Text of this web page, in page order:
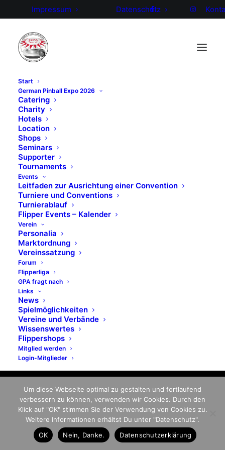
Impressum Datenschutz
Start
German Pinball Expo 2026
Catering
Charity
Hotels
Location
Shops
Seminars
Supporter
Tournaments
Events
Leitfaden zur Ausrichtung einer Convention
Turniere und Conventions
Turnierablauf
Flipper Events – Kalender
Verein
Personalia
Marktordnung
Vereinssatzung
Forum
Flipperliga
GPA fragt nach
Links
News
Spielmöglichkeiten
Vereine und Verbände
Wissenswertes
Flippershops
Mitglied werden
Login-Mitglieder
Mitglied
© 2026 German Pinball Association
- GPA. All rights reserved
Um diese Webseite optimal zu gestalten und fortlaufend
verbessern zu können, verwenden wir Cookies. Durch den
Klick auf "OK" stimmen Sie der Verwendung von Cookies zu.
Weitere Informationen erhältst Du unter "Datenschutz".
OK
Nein, Danke. Datenschutzerklärung